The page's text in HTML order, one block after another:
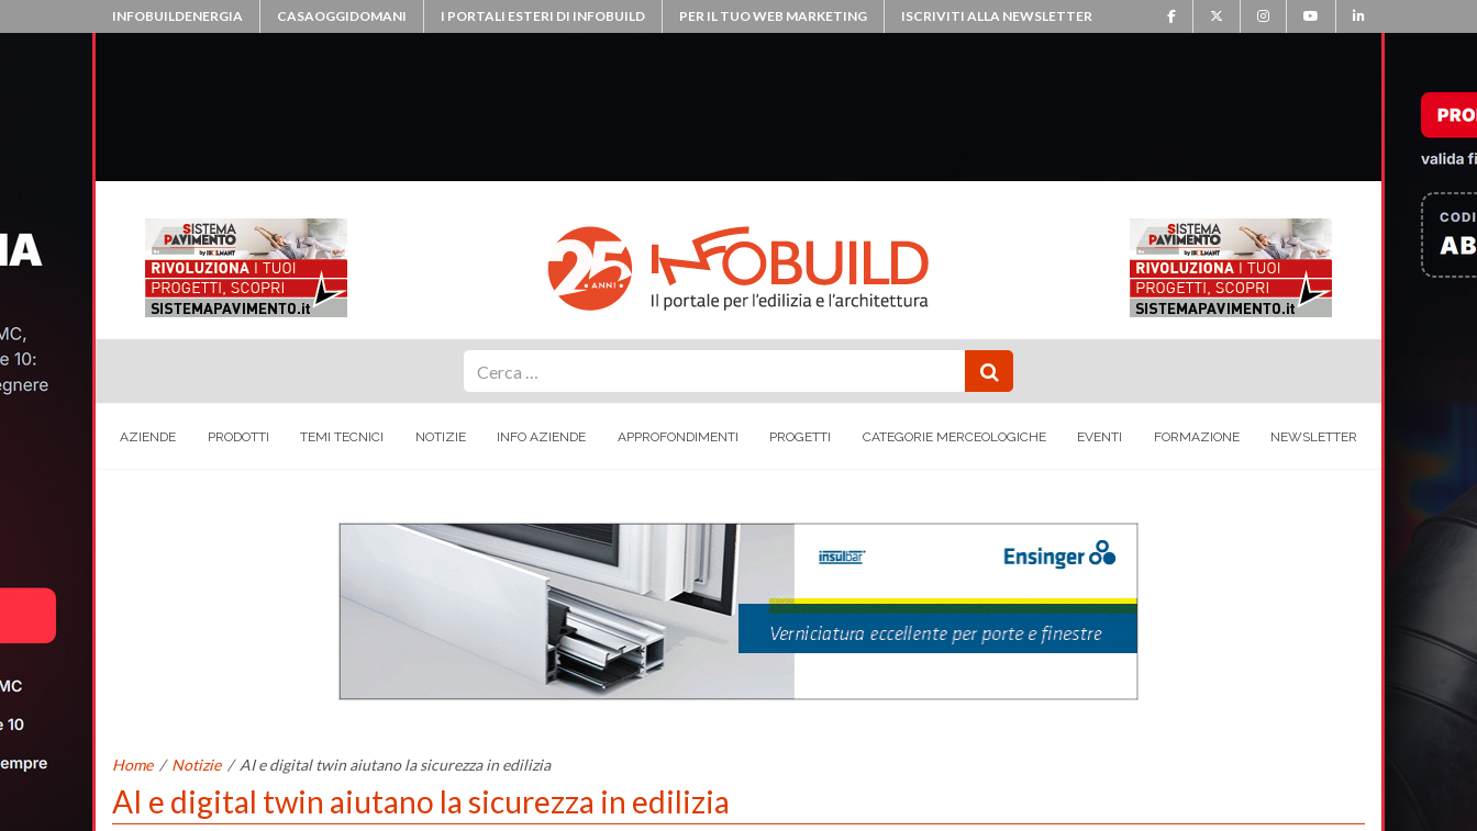
INFOBUILDENERGIA CASAOGGIDOMANI I PORTALI ESTERI DI INFOBUILD PER IL TUO WEB MARKETING ISCRIVITI ALLA NEWSLETTER
AZIENDE PRODOTTI TEMI TECNICI NOTIZIE INFO AZIENDE APPROFONDIMENTI PROGETTI CATEGORIE MERCEOLOGICHE EVENTI FORMAZIONE NEWSLETTER
Home / Notizie / AI e digital twin aiutano la sicurezza in edilizia
AI e digital twin aiutano la sicurezza in edilizia